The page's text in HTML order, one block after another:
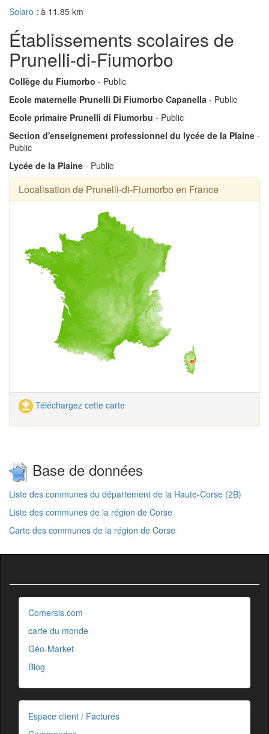
Solaro : à 11.85 km
Établissements scolaires de
Prunelli-di-Fiumorbo
Collège du Fiumorbo - Public
Ecole maternelle Prunelli Di Fiumorbo Capanella - Public
Ecole primaire Prunelli di Fiumorbu - Public
Section d'enseignement professionnel du lycée de la Plaine -
Public
Lycée de la Plaine - Public
Localisation de Prunelli-di-Fiumorbo en France
Téléchargez cette carte
Base de données
Liste des communes du département de la Haute-Corse (2B)
Liste des communes de la région de Corse
Carte des communes de la région de Corse
Comersis.com
carte du monde
Géo-Market
Blog
Espace client / Factures